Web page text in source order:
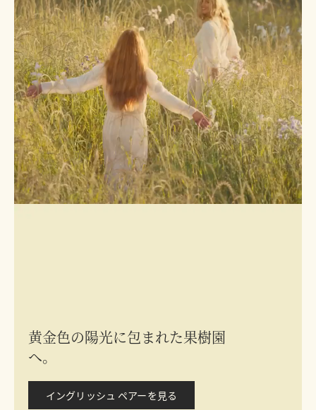
黄金色の陽光に包まれた果樹園
へ。
イングリッシュ ペアーを見る